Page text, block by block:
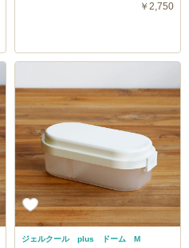
￥2,750
ジェルクール plus ドーム M